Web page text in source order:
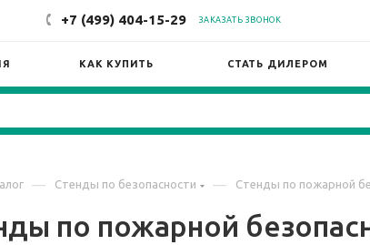
+7 (499) 404-15-29 ЗАКАЗАТЬ ЗВОНОК
КАК КУПИТЬ СТАТЬ ДИЛЕРОМ
— Стенды по безопасности — Стенды по пожарной
по пожарной